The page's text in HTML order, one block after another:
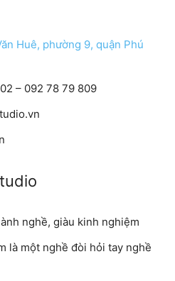
Huê, phường 9, quận Phú
– 092 78 79 809
nghề, giàu kinh nghiệm
là một nghề đòi hỏi tay nghề